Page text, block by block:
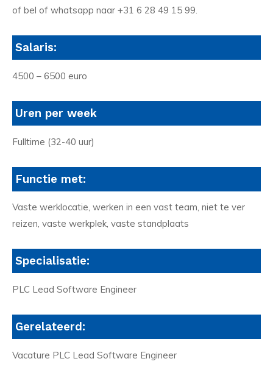
of bel of whatsapp naar +31 6 28 49 15 99.
Salaris:
4500 – 6500 euro
Uren per week
Fulltime (32-40 uur)
Functie met:
Vaste werklocatie, werken in een vast team, niet te ver
reizen, vaste werkplek, vaste standplaats
Specialisatie:
PLC Lead Software Engineer
Gerelateerd:
Vacature PLC Lead Software Engineer